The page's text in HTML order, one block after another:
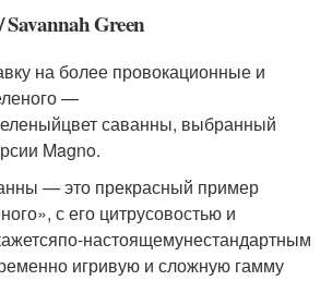
Savannah Green
на более провокационные и
—
цвет саванны, выбранный
Magno.
— это прекрасный пример
с его цитрусовостью и
по-настоящемунестандартным
игривую и сложную гамму